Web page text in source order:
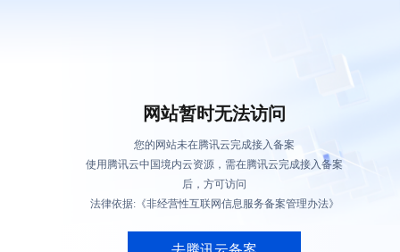
网站暂时无法访问
您的网站未在腾讯云完成接入备案
使用腾讯云中国境内云资源，需在腾讯云完成接入备案
后，方可访问
法律依据:《非经营性互联网信息服务备案管理办法》